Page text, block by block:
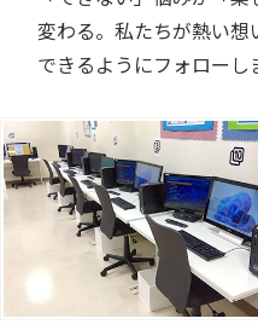
変わる。私たちが熱い想
できるようにフォローし